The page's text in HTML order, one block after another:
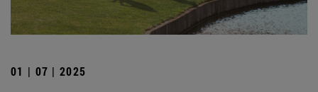
01 | 07 | 2025